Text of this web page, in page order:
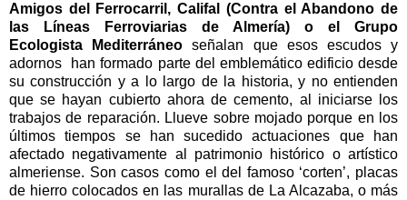
Amigos del Ferrocarril, Califal (Contra el Abandono de
las Líneas Ferroviarias de Almería) o el Grupo
Ecologista Mediterráneo señalan que esos escudos y
adornos han formado parte del emblemático edificio desde
su construcción y a lo largo de la historia, y no entienden
que se hayan cubierto ahora de cemento, al iniciarse los
trabajos de reparación. Llueve sobre mojado porque en los
últimos tiempos se han sucedido actuaciones que han
afectado negativamente al patrimonio histórico o artístico
almeriense. Son casos como el del famoso ‘corten’, placas
de hierro colocados en las murallas de La Alcazaba, o más